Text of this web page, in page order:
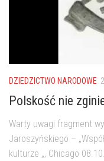
DZIEDZICTWO NARODOWE
Polskość nie
Warty uwagi fragment
Jaroszyńskiego –
kulturze „, Chicago